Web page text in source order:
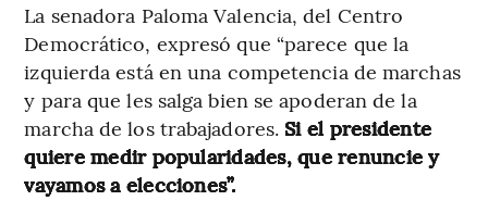
La senadora Paloma Valencia, del Centro
Democrático, expresó que “parece que la
izquierda está en una competencia de marchas
y para que les salga bien se apoderan de la
marcha de los trabajadores. Si el presidente
quiere medir popularidades, que renuncie y
vayamos a elecciones”.